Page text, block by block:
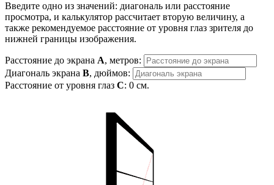
Введите одно из значений: диагональ или расстояние
просмотра, и калькулятор рассчитает вторую величину, а
также рекомендуемое расстояние от уровня глаз зрителя до
нижней границы изображения.
Расстояние до экрана A, метров:
Диагональ экрана B, дюймов:
Расстояние от уровня глаз C: 0 см.